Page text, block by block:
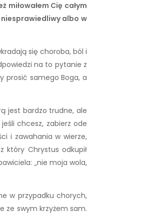
miłowałem Cię całym
albo w
się choroba, ból i
na to pytanie z
prosić samego Boga, a
jest bardzo trudne, ale
chcesz, zabierz ode
i zawahania w wierze,
który Chrystus odkupił
„nie moja wola,
w przypadku chorych,
ze swym krzyżem sam.